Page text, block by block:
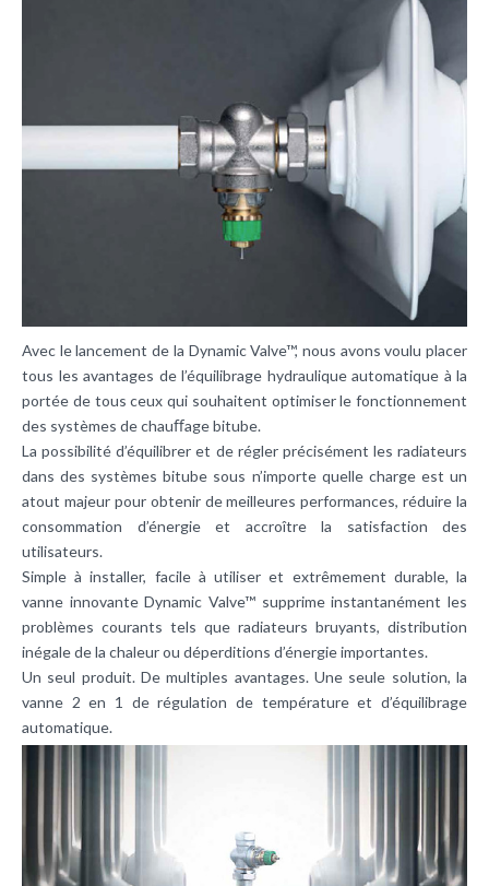
Avec le lancement de la Dynamic Valve™, nous avons voulu placer
tous les avantages de l’équilibrage hydraulique automatique à la
portée de tous ceux qui souhaitent optimiser le fonctionnement
des systèmes de chauﬀage bitube.
La possibilité d’équilibrer et de régler précisément les radiateurs
dans des systèmes bitube sous n’importe quelle charge est un
atout majeur pour obtenir de meilleures performances, réduire la
consommation d’énergie et accroître la satisfaction des
utilisateurs.
Simple à installer, facile à utiliser et extrêmement durable, la
vanne innovante Dynamic Valve™ supprime instantanément les
problèmes courants tels que radiateurs bruyants, distribution
inégale de la chaleur ou déperditions d’énergie importantes.
Un seul produit. De multiples avantages. Une seule solution, la
vanne 2 en 1 de régulation de température et d’équilibrage
automatique.